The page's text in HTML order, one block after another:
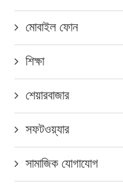
মোবাইল ফোন
শিক্ষা
শেয়ারবাজার
সফটওয়্যার
সামাজিক যোগাযোগ